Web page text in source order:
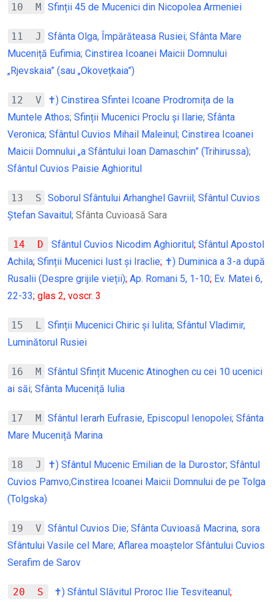
10 M Sfinții 45 de Mucenici din Nicopolea Armeniei
11 J Sfânta Olga, Împărăteasa Rusiei; Sfânta Mare
Muceniță Eufimia; Cinstirea Icoanei Maicii Domnului
„Rjevskaia” (sau „Okovețkaia”)
12 V
✝) Cinstirea Sfintei Icoane Prodromița de la
Muntele Athos; Sfinții Mucenici Proclu și Ilarie; Sfânta
Veronica; Sfântul Cuvios Mihail Maleinul; Cinstirea Icoanei
Maicii Domnului „a Sfântului Ioan Damaschin” (Trihirussa);
Sfântul Cuvios Paisie Aghioritul
13 S Soborul Sfântului Arhanghel Gavriil; Sfântul Cuvios
Ștefan Savaitul; Sfânta Cuvioasă Sara
14 D Sfântul Cuvios Nicodim Aghioritul;Sfântul Apostol
Achila; Sfinții Mucenici Iust şi Iraclie; ✝) Duminica a 3-a după
Rusalii (Despre grijile vieții); Ap. Romani 5, 1-10; Ev. Matei 6,
22-33; glas 2, voscr. 3
15 L Sfinții Mucenici Chiric și Iulita; Sfântul Vladimir,
Luminătorul Rusiei
16 M Sfântul Sfințit Mucenic Atinoghen cu cei 10 ucenici
ai săi; Sfânta Muceniță Iulia
17 M Sfântul Ierarh Eufrasie, Episcopul Ienopolei; Sfânta
Mare Muceniță Marina
18 J ✝) Sfântul Mucenic Emilian de la Durostor; Sfântul
Cuvios Pamvo;Cinstirea Icoanei Maicii Domnului de pe Tolga
(Tolgska)
19 V Sfântul Cuvios Die; Sfânta Cuvioasă Macrina, sora
Sfântului Vasile cel Mare; Aflarea moaștelor Sfântului Cuvios
Serafim de Sarov
20 S ✝) Sfântul Slăvitul Proroc Ilie Tesviteanul;